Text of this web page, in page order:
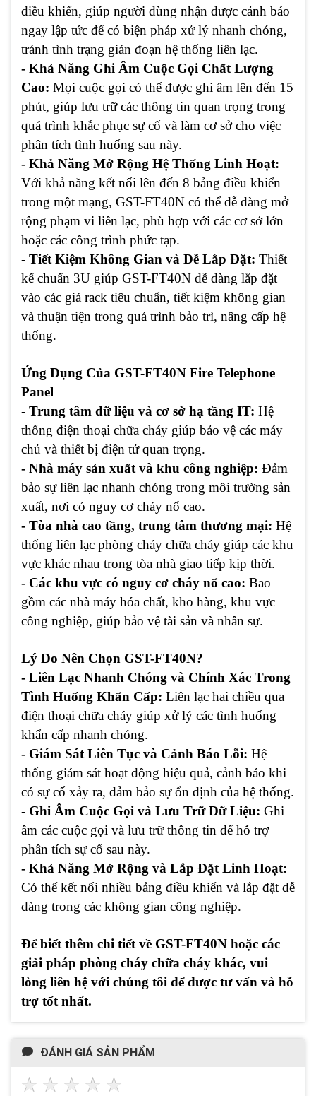
điều khiển, giúp người dùng nhận được cảnh báo
ngay lập tức để có biện pháp xử lý nhanh chóng,
tránh tình trạng gián đoạn hệ thống liên lạc.
- Khả Năng Ghi Âm Cuộc Gọi Chất Lượng
Cao: Mọi cuộc gọi có thể được ghi âm lên đến 15
phút, giúp lưu trữ các thông tin quan trọng trong
quá trình khắc phục sự cố và làm cơ sở cho việc
phân tích tình huống sau này.
- Khả Năng Mở Rộng Hệ Thống Linh Hoạt:
Với khả năng kết nối lên đến 8 bảng điều khiển
trong một mạng, GST-FT40N có thể dễ dàng mở
rộng phạm vi liên lạc, phù hợp với các cơ sở lớn
hoặc các công trình phức tạp.
- Tiết Kiệm Không Gian và Dễ Lắp Đặt: Thiết
kế chuẩn 3U giúp GST-FT40N dễ dàng lắp đặt
vào các giá rack tiêu chuẩn, tiết kiệm không gian
và thuận tiện trong quá trình bảo trì, nâng cấp hệ
thống.
Ứng Dụng Của GST-FT40N Fire Telephone
Panel
- Trung tâm dữ liệu và cơ sở hạ tầng IT: Hệ
thống điện thoại chữa cháy giúp bảo vệ các máy
chủ và thiết bị điện tử quan trọng.
- Nhà máy sản xuất và khu công nghiệp: Đảm
bảo sự liên lạc nhanh chóng trong môi trường sản
xuất, nơi có nguy cơ cháy nổ cao.
- Tòa nhà cao tầng, trung tâm thương mại: Hệ
thống liên lạc phòng cháy chữa cháy giúp các khu
vực khác nhau trong tòa nhà giao tiếp kịp thời.
- Các khu vực có nguy cơ cháy nổ cao: Bao
gồm các nhà máy hóa chất, kho hàng, khu vực
công nghiệp, giúp bảo vệ tài sản và nhân sự.
Lý Do Nên Chọn GST-FT40N?
- Liên Lạc Nhanh Chóng và Chính Xác Trong
Tình Huống Khẩn Cấp: Liên lạc hai chiều qua
điện thoại chữa cháy giúp xử lý các tình huống
khẩn cấp nhanh chóng.
- Giám Sát Liên Tục và Cảnh Báo Lỗi: Hệ
thống giám sát hoạt động hiệu quả, cảnh báo khi
có sự cố xảy ra, đảm bảo sự ổn định của hệ thống.
- Ghi Âm Cuộc Gọi và Lưu Trữ Dữ Liệu: Ghi
âm các cuộc gọi và lưu trữ thông tin để hỗ trợ
phân tích sự cố sau này.
- Khả Năng Mở Rộng và Lắp Đặt Linh Hoạt:
Có thể kết nối nhiều bảng điều khiển và lắp đặt dễ
dàng trong các không gian công nghiệp.
Để biết thêm chi tiết về GST-FT40N hoặc các
giải pháp phòng cháy chữa cháy khác, vui
lòng liên hệ với chúng tôi để được tư vấn và hỗ
trợ tốt nhất.
ĐÁNH GIÁ SẢN PHẨM